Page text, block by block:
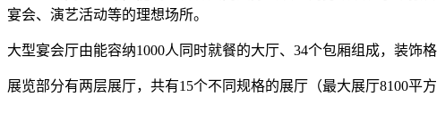
宴会、演艺活动等的理想场所。
大型宴会厅由能容纳1000人同时就餐的大厅、34个包厢组成，装饰
展览部分有两层展厅，共有15个不同规格的展厅（最大展厅8100平